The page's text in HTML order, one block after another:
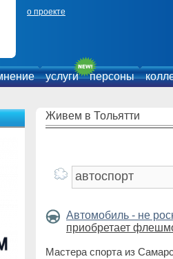
о проекте
услуги персоны
Живем в Тольятти
Автомобиль - не
приобретает
Мастера спорта из